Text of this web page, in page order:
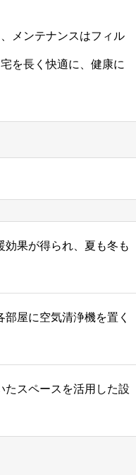
メンテナンスはフィル
を長く快適に、健康に
効果が得られ、夏も冬も
屋に空気清浄機を置く
たスペースを活用した設